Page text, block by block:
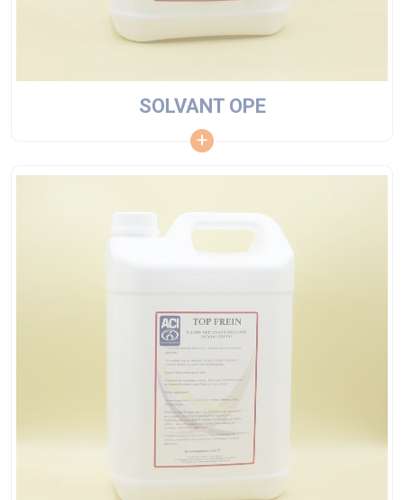
SOLVANT OPE